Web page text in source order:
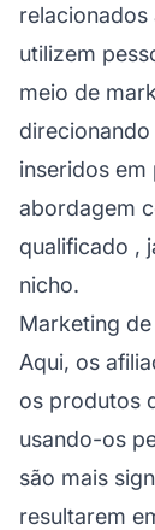
relacionados
utilizem
meio de
inseridos em
abordagem
qualificado ,
nicho.
Marketing
Aqui, os
os produtos
usando-os
são mais
resultarem